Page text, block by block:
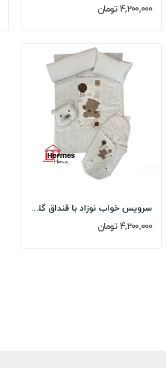
4,200,000 تومان
سرویس خواب نوزاد با قنداق گلدوزی مادرکر...
4,200,000 تومان